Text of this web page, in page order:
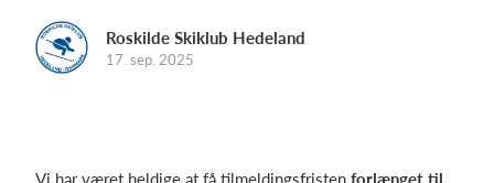
Billetsystem
Roskilde Skiklub Hedeland
17. sep. 2025
Vi har været heldige at få tilmeldingsfristen forlænget til